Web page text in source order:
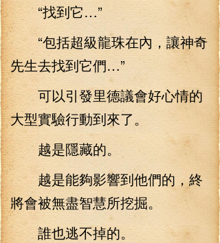
“找到它…”
“包括超級龍珠在內，讓神奇
先生去找到它們…”
可以引發里德議會好心情的
大型實驗行動到來了。
越是隱藏的。
越是能夠影響到他們的，終
將會被無盡智慧所挖掘。
誰也逃不掉的。